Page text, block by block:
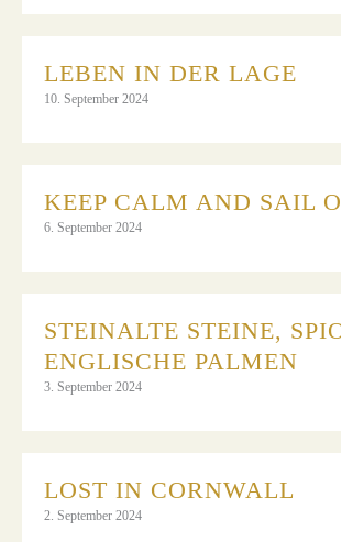
LEBEN IN DER LAGE
10. September 2024
KEEP CALM AND SAIL
6. September 2024
STEINALTE STEINE,
ENGLISCHE PALMEN
3. September 2024
LOST IN CORNWALL
2. September 2024